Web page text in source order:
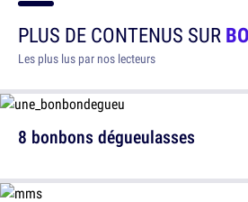
PLUS DE CONTENUS SUR
Les plus lus par nos lecteurs
8 bonbons dégueulasses